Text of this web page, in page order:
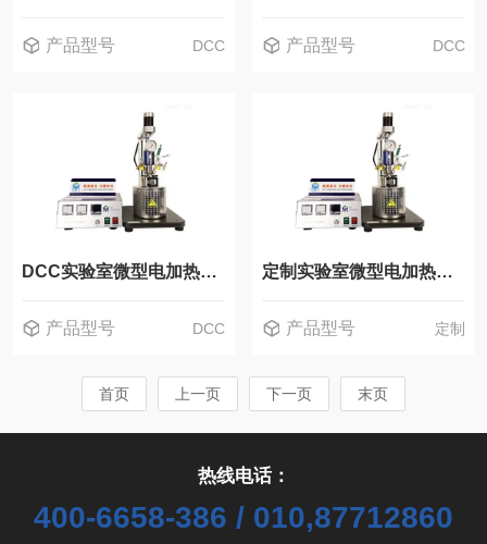
产品型号 DCC 产品型号 DCC
DCC实验室微型电加热不锈钢光化学反应釜反应器
产品型号 DCC
定制实验室微型电加热不锈钢光化学反应釜
产品型号 定制
首页 上一页 下一页 末页
热线电话：
400-6658-386 / 010,87712860